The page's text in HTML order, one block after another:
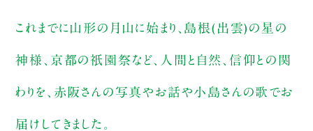
これまでに山形の月山に始まり、島根(出雲)の星の
神様、京都の祇園祭など、人間と自然、信仰との関
わりを、赤阪さんの写真やお話や小島さんの歌でお
届けしてきました。